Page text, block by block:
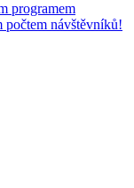
programem
počtem návštěvníků!